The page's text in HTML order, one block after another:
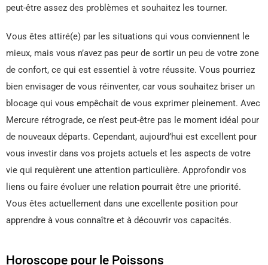
peut-être assez des problèmes et souhaitez les tourner.
Vous êtes attiré(e) par les situations qui vous conviennent le
mieux, mais vous n’avez pas peur de sortir un peu de votre zone
de confort, ce qui est essentiel à votre réussite. Vous pourriez
bien envisager de vous réinventer, car vous souhaitez briser un
blocage qui vous empêchait de vous exprimer pleinement. Avec
Mercure rétrograde, ce n’est peut-être pas le moment idéal pour
de nouveaux départs. Cependant, aujourd’hui est excellent pour
vous investir dans vos projets actuels et les aspects de votre
vie qui requièrent une attention particulière. Approfondir vos
liens ou faire évoluer une relation pourrait être une priorité.
Vous êtes actuellement dans une excellente position pour
apprendre à vous connaître et à découvrir vos capacités.
Horoscope pour le Poissons